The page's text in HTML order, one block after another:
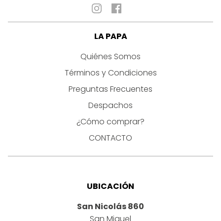
LA PAPA
Quiénes Somos
Términos y Condiciones
Preguntas Frecuentes
Despachos
¿Cómo comprar?
CONTACTO
UBICACIÓN
San Nicolás 860